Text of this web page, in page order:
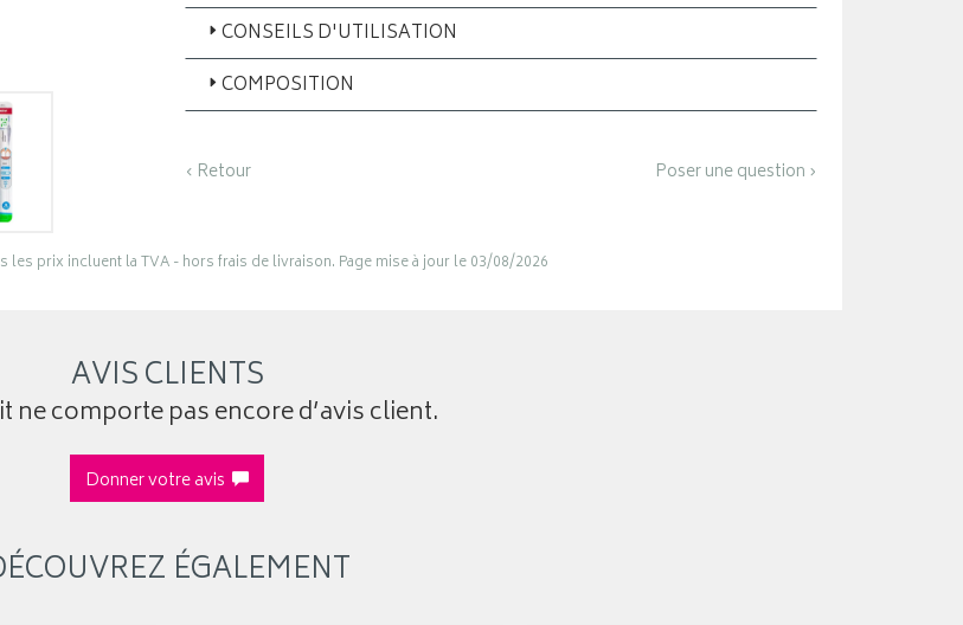
CONSEILS D'UTILISATION
COMPOSITION
‹ Retour Poser une question ›
les prix incluent la TVA - hors frais de livraison. Page mise à jour le 03/08/2026
AVIS CLIENTS
ne comporte pas encore d’avis client.
Donner votre avis
ÉGALEMENT